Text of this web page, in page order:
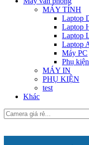
MÁY TÍNH
Laptop
Laptop
Laptop
Laptop
Máy PC
Phụ
MÁY IN
PHỤ KIỆN
test
Khác